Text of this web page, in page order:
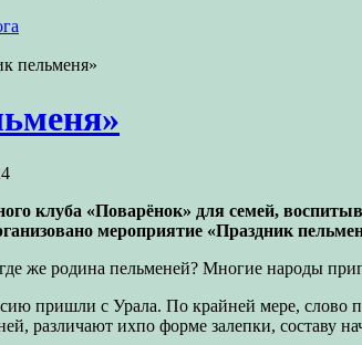
пельменя»
клуба «Поварёнок» для семей,
мероприятие «Праздник
же родина пельменей? Многие народы
пришли с Урала. По крайней мере, слово
различают ихпо форме залепки, составу